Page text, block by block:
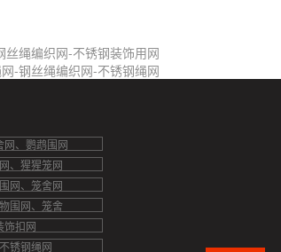
丝绳编织网-不锈钢装饰用网
-钢丝绳编织网-不锈钢绳网
网、鹦鹉围网
、猩猩笼网
网、笼舍网
围网、笼舍
饰扣网
锈钢绳网